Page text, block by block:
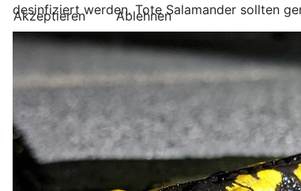
desinfiziert werden. Tote Salamander sollten
Akzeptieren
Ablehnen